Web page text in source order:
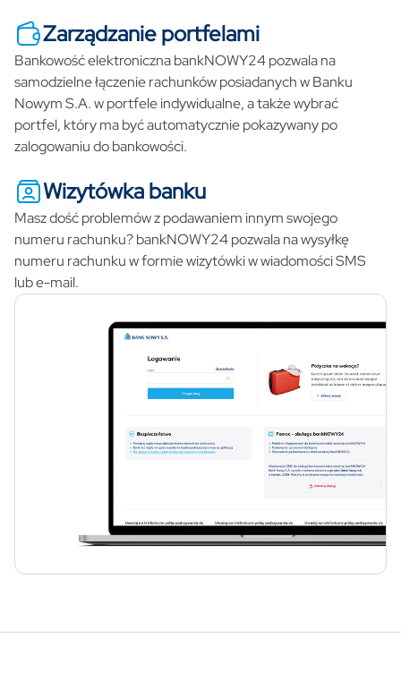
Zarządzanie portfelami
Bankowość elektroniczna bankNOWY24 pozwala na
samodzielne łączenie rachunków posiadanych w Banku
Nowym S.A. w portfele indywidualne, a także wybrać
portfel, który ma być automatycznie pokazywany po
zalogowaniu do bankowości.
Wizytówka banku
Masz dość problemów z podawaniem innym swojego
numeru rachunku? bankNOWY24 pozwala na wysyłkę
numeru rachunku w formie wizytówki w wiadomości SMS
lub e-mail.